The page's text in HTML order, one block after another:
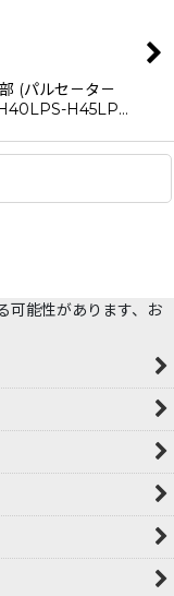
(パルセ－タ－
H45LP…
可能性があります、お